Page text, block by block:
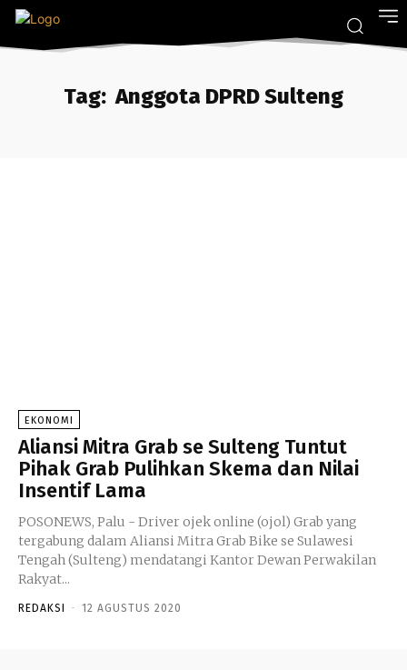
Tag: Anggota DPRD Sulteng
EKONOMI
Aliansi Mitra Grab se Sulteng Tuntut
Pihak Grab Pulihkan Skema dan Nilai
Insentif Lama
POSONEWS, Palu - Driver ojek online (ojol) Grab yang
tergabung dalam Aliansi Mitra Grab Bike se Sulawesi
Tengah (Sulteng) mendatangi Kantor Dewan Perwakilan
Rakyat...
REDAKSI - 12 AGUSTUS 2020